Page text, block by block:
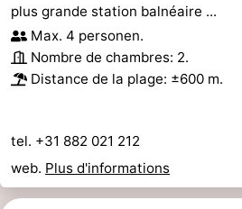
plus grande station balnéaire ...
Max. 4 personen.
Nombre de chambres: 2.
Distance de la plage: ±600 m.
tel. +31 882 021 212
web. Plus d'informations